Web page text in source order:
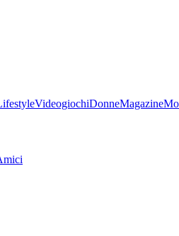
VideogiochiDonneMagazine